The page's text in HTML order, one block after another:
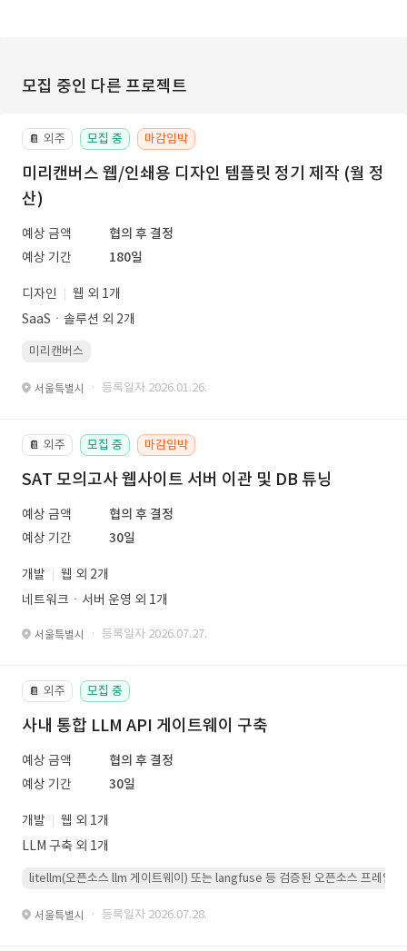
모집 중인 다른 프로젝트
📔 외주 모집 중 마감임박
미리캔버스 웹/인쇄용 디자인 템플릿 정기 제작 (월 정
산)
예상 금액
협의 후 결정
예상 기간
180일
디자인
웹 외 1개
SaaSㆍ솔루션 외 2개
미리캔버스
서울특별시 · 등록일자 2026.01.26.
📔 외주 모집 중 마감임박
SAT 모의고사 웹사이트 서버 이관 및 DB 튜닝
예상 금액
협의 후 결정
예상 기간
30일
개발
웹 외 2개
네트워크ㆍ서버 운영 외 1개
서울특별시 · 등록일자 2026.07.27.
📔 외주 모집 중
사내 통합 LLM API 게이트웨이 구축
예상 금액
협의 후 결정
예상 기간
30일
개발
웹 외 1개
LLM 구축 외 1개
litellm(오픈소스 llm 게이트웨이) 또는 langfuse 등 검증된 오픈소스 프레임워
서울특별시 · 등록일자 2026.07.28.